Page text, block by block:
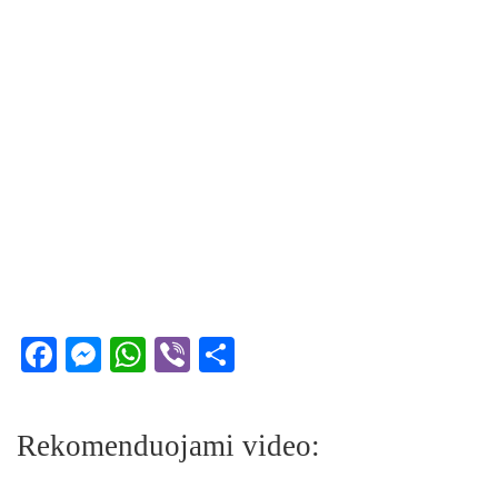
Facebook
Messenger
WhatsApp
Viber
Rekomenduojami video: